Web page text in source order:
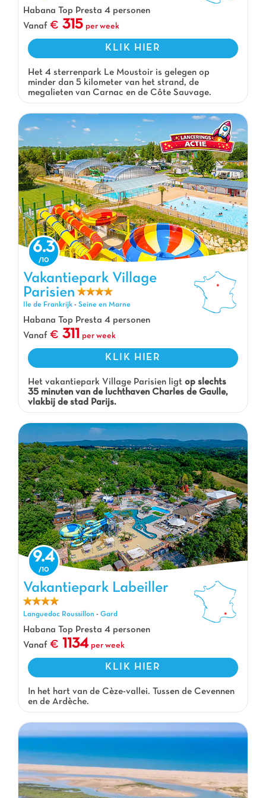
Habana Top Presta 4 personen
Vanaf
315 per week
KLIK HIER
Het 4 sterrenpark Le Moustoir is gelegen op
minder dan 5 kilometer van het strand, de
megalieten van Carnac en de Côte Sauvage.
Vakantiepark Village Parisien, Vakantiepark Ile de Frankrijk
6.3
Vakantiepark Village
Parisien
Ile de Frankrijk - Seine en Marne
Habana Top Presta 4 personen
Vanaf
311 per week
KLIK HIER
Het vakantiepark Village Parisien ligt op slechts
35 minuten van de luchthaven Charles de Gaulle,
vlakbij de stad Parijs.
Vakantiepark Labeiller, Vakantiepark Languedoc Roussillon
9.4
Vakantiepark Labeiller
Languedoc Roussillon - Gard
Habana Top Presta 4 personen
Vanaf
1134 per week
KLIK HIER
In het hart van de Cèze-vallei. Tussen de Cevennen
en de Ardèche.